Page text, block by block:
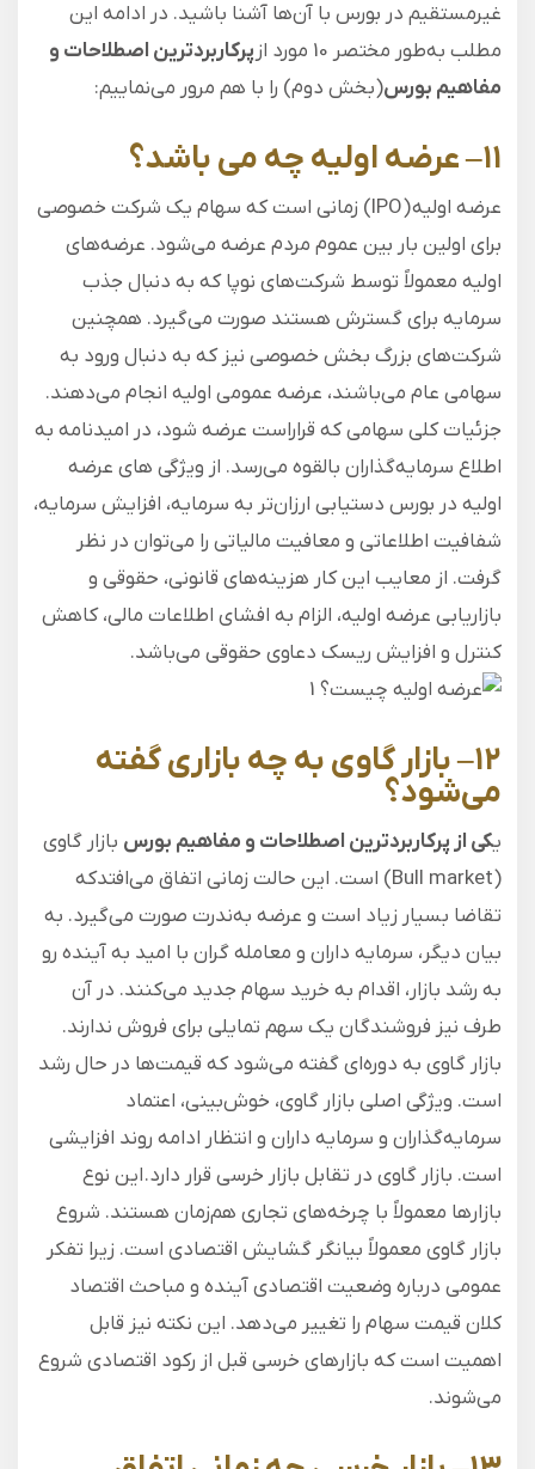
غیرمستقیم در بورس با آ‌ن‌ها آشنا باشید. در ادامه این
مطلب به‌طور مختصر 10 مورد از
پرکاربردترین اصطلاحات و
مفاهیم بورس(بخش دوم) را با هم مرور می‌نماییم:
۱۱–عرضه اولیه چه می باشد؟
عرضه اولیه (IPO) زمانی است که سهام یک شرکت خصوصی
برای اولین بار بین عموم مردم عرضه می‌شود. عرضه‌های
اولیه معمولاً توسط شرکت‌های نوپا که به دنبال جذب
سرمایه برای گسترش هستند صورت می‌گیرد. همچنین
شرکت‌های بزرگ بخش خصوصی نیز که به دنبال ورود به
سهامی عام می‌باشند، عرضه عمومی اولیه انجام می‌دهند.
جزئیات کلی سهامی که قراراست عرضه ‌شود، در امیدنامه به
اطلاع سرمایه‌گذاران بالقوه می‌رسد. از ویژگی های عرضه
اولیه در بورس دستیابی ارزان‌تر به سرمایه، افزایش سرمایه،
شفافیت اطلاعاتی و معافیت مالیاتی را می‌توان در نظر
گرفت. از معایب این کار هزینه‌های قانونی، حقوقی و
بازاریابی عرضه اولیه، الزام به افشای اطلاعات مالی، کاهش
کنترل و افزایش ریسک دعاوی حقوقی می‌باشد.
۱۲–بازار گاوی به چه بازاری گفته
می‌شود؟
یکی از پرکاربردترین اصطلاحات و مفاهیم بورس بازار گاوی
(Bull market) است. این حالت زمانی اتفاق می‌افتدکه
تقاضا بسیار زیاد است و عرضه به‌ندرت صورت می‌گیرد. به‌
بیان دیگر، سرمایه‌ داران و معامله گران با امید به آینده رو
به رشد بازار، اقدام به خرید سهام جدید می‌کنند. در آن
طرف نیز فروشندگان یک سهم تمایلی برای فروش ندارند.
بازار گاوی به دوره‌ای گفته می‌شود که قیمت‌ها در حال رشد
است. ویژگی اصلی بازار گاوی، خوش‌بینی، اعتماد
سرمایه‌گذاران و سرمایه داران و انتظار ادامه روند افزایشی
است. بازار گاوی در تقابل بازار خرسی قرار دارد. این نوع
بازارها معمولاً با چرخه‌های تجاری هم‌زمان هستند. شروع
بازار گاوی معمولاً بیانگر‌ گشایش اقتصادی است. زیرا تفکر
عمومی درباره وضعیت اقتصادی آینده و مباحث اقتصاد
کلان قیمت سهام را تغییر می‌دهد. این نکته نیز قابل
اهمیت است که بازارهای خرسی قبل از رکود اقتصادی شروع
می‌شوند.